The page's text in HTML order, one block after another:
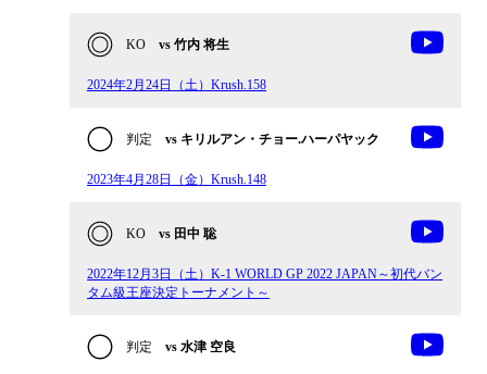
KO vs 竹内 将生
2024年2月24日（土）Krush.158
判定 vs キリルアン・チョー.ハーパヤック
2023年4月28日（金）Krush.148
KO vs 田中 聡
2022年12月3日（土）K-1 WORLD GP 2022 JAPAN～初代バン
タム級王座決定トーナメント～
判定 vs 水津 空良